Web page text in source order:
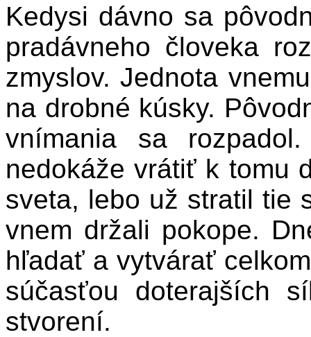
Kedysi dávno sa
pradávneho človeka
zmyslov. Jednota
na drobné kúsky.
vnímania sa
nedokáže vrátiť k tomu
sveta, lebo už stratil tie
vnem držali pokope.
hľadať a vytvárať
súčasťou doterajších
stvorení.